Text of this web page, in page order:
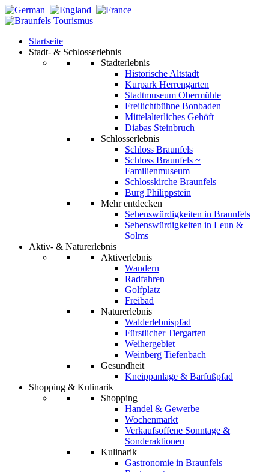
Startseite
Stadt- & Schlosserlebnis
Stadterlebnis
Historische Altstadt
Kurpark Herrengarten
Stadtmuseum Obermühle
Freilichtbühne Bonbaden
Mittelalterliches Gehöft
Diabas Steinbruch
Schlosserlebnis
Schloss Braunfels
Schloss Braunfels ~
Familienmuseum
Schlosskirche Braunfels
Burg Philippstein
Mehr entdecken
Sehenswürdigkeiten in Braunfels
Sehenswürdigkeiten in Leun &
Solms
Aktiv- & Naturerlebnis
Aktiverlebnis
Wandern
Radfahren
Golfplatz
Freibad
Naturerlebnis
Walderlebnispfad
Fürstlicher Tiergarten
Weihergebiet
Weinberg Tiefenbach
Gesundheit
Kneippanlage & Barfußpfad
Shopping & Kulinarik
Shopping
Handel & Gewerbe
Wochenmarkt
Verkaufsoffene Sonntage &
Sonderaktionen
Kulinarik
Gastronomie in Braunfels